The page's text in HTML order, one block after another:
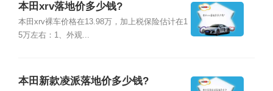
本田xrv落地价多少钱?
本田xrv裸车价格在13.98万，加上税保险估计在1
5万左右：1、外观...
本田新款凌派落地价多少钱?